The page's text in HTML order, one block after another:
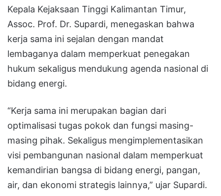
Kepala Kejaksaan Tinggi Kalimantan Timur,
Assoc. Prof. Dr. Supardi, menegaskan bahwa
kerja sama ini sejalan dengan mandat
lembaganya dalam memperkuat penegakan
hukum sekaligus mendukung agenda nasional di
bidang energi.
“Kerja sama ini merupakan bagian dari
optimalisasi tugas pokok dan fungsi masing-
masing pihak. Sekaligus mengimplementasikan
visi pembangunan nasional dalam memperkuat
kemandirian bangsa di bidang energi, pangan,
air, dan ekonomi strategis lainnya,” ujar Supardi.